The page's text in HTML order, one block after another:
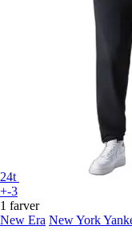
24t
+-3
1 farver
New Era New York